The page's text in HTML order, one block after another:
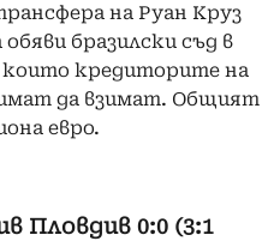
на Руан Круз
обяви бразилски съд в
които кредиторите на
да взимат. Общият
евро.
Пловдив 0:0 (3:1